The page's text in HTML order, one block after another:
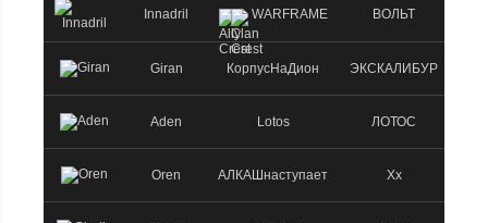
Innadril WARFRAME ВОЛЬТ
Giran КорпусНаДион ЭКСКАЛИБУР
Aden Lotos ЛОТОС
Oren АЛКАШнаступает Xx